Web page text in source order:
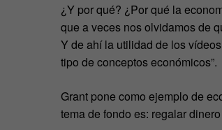
¿Y por qué? ¿Por qué la
que a veces nos olvidamos de
Y de ahí la utilidad de los
tipo de conceptos económicos”.
Grant pone como ejemplo de
tema de fondo es: regalar